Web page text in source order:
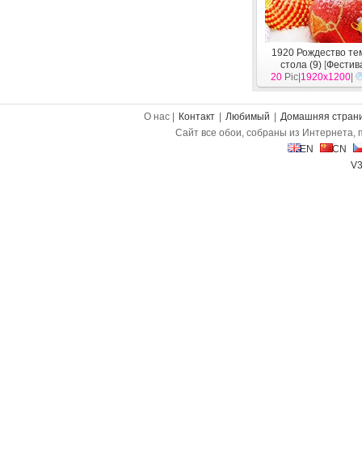
1920 Рождество
стола (9) [
20 Pic| 1920x1200
О нас | Контакт Любимый
Домашняя
Сайт все обои, собраны из Интернета,
EN
CN